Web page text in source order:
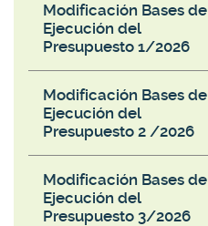
Modificación Bases de
Ejecución del
Presupuesto 1/2026
Modificación Bases de
Ejecución del
Presupuesto 2 /2026
Modificación Bases de
Ejecución del
Presupuesto 3/2026